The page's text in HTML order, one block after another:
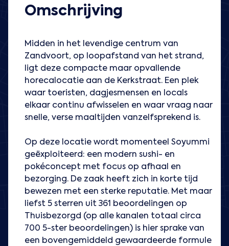
Omschrijving
Midden in het levendige centrum van
Zandvoort, op loopafstand van het strand,
ligt deze compacte maar opvallende
horecalocatie aan de Kerkstraat. Een plek
waar toeristen, dagjesmensen en locals
elkaar continu afwisselen en waar vraag naar
snelle, verse maaltijden vanzelfsprekend is.
Op deze locatie wordt momenteel Soyummi
geëxploiteerd: een modern sushi- en
pokéconcept met focus op afhaal en
bezorging. De zaak heeft zich in korte tijd
bewezen met een sterke reputatie. Met maar
liefst 5 sterren uit 361 beoordelingen op
Thuisbezorgd (op alle kanalen totaal circa
700 5-ster beoordelingen) is hier sprake van
een bovengemiddeld gewaardeerde formule